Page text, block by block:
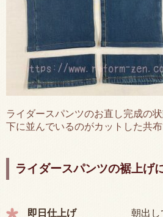
ライダースパンツのお直し完成の状
下に並んでいるのがカットした共布
ライダースパンツの裾上げ
即日仕上げ 朝出し